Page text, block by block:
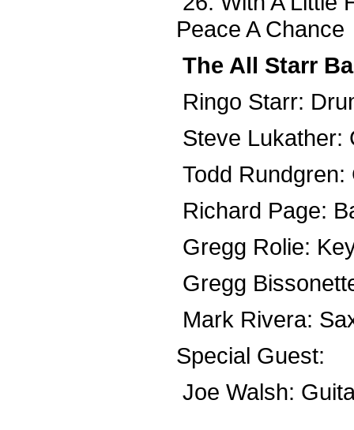
Peace A Chance
The All Starr
Ringo Starr:
Steve Lukather:
Todd Rundgren:
Richard Page:
Gregg Rolie:
Gregg
Mark Rivera:
Special Guest:
Joe Walsh: